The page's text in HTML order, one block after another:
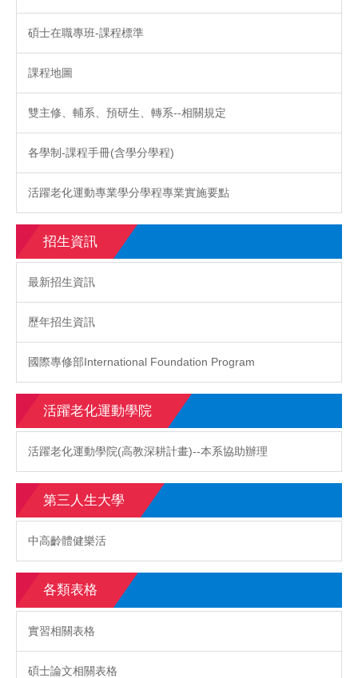
碩士在職專班-課程標準
課程地圖
雙主修、輔系、預研生、轉系--相關規定
各學制-課程手冊(含學分學程)
活躍老化運動專業學分學程專業實施要點
招生資訊
最新招生資訊
歷年招生資訊
國際專修部International Foundation Program
活躍老化運動學院
活躍老化運動學院(高教深耕計畫)--本系協助辦理
第三人生大學
中高齡體健樂活
各類表格
實習相關表格
碩士論文相關表格